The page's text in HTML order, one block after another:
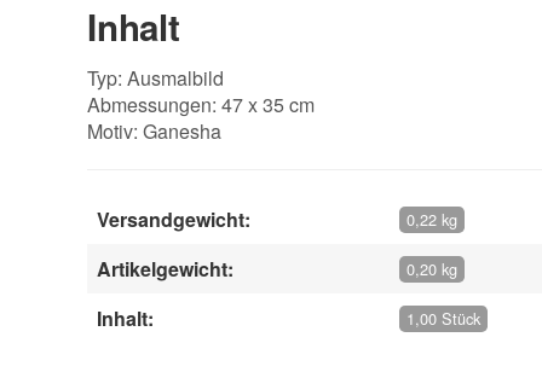
Inhalt
Typ: Ausmalbild
Abmessungen: 47 x 35 cm
Motiv: Ganesha
Versandgewicht: 0,22 kg
Artikelgewicht: 0,20 kg
Inhalt: 1,00 Stück